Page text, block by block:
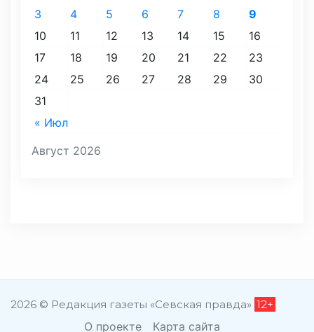
Август 2026
« Июл
3
4 5 6 7 8
9
10
11 12 13 14 15
16
17
18 19 20 21 22
23
24
25 26 27 28 29
30
31
2026 © Редакция газеты «Севская правда» 12+
О проекте Карта сайта